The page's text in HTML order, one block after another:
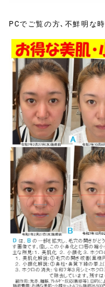
PCでご覧の方､不鮮明な時